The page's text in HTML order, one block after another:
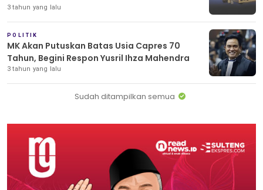
3 tahun yang lalu
POLITIK
MK Akan Putuskan Batas Usia Capres 70
Tahun, Begini Respon Yusril Ihza Mahendra
3 tahun yang lalu
Sudah ditampilkan semua